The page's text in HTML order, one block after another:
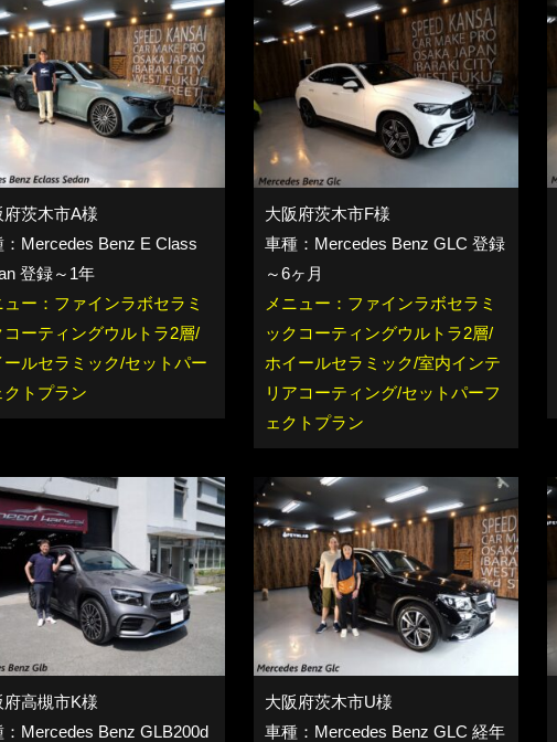
府茨木市A様
：Mercedes Benz E Class
登録～1年
ュー：ファインラボセラミ
コーティングウルトラ2層/
ールセラミック/セットパー
クトプラン
大阪府茨木市F様
車種：Mercedes Benz GLC 登録
～6ヶ月
メニュー：ファインラボセラミ
ックコーティングウルトラ2層/
ホイールセラミック/室内インテ
リアコーティング/セットパーフ
ェクトプラン
府高槻市K様
：Mercedes Benz GLB200d
大阪府茨木市U様
車種：Mercedes Benz GLC 経年